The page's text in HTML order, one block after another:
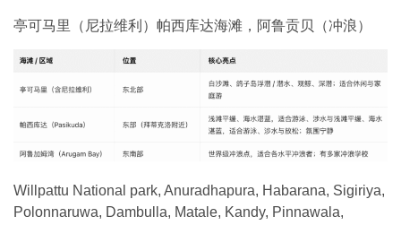
亭可马里（尼拉维利）帕西库达海滩，阿鲁贡贝（冲浪）
Willpattu National park, Anuradhapura, Habarana, Sigiriya,
Polonnaruwa, Dambulla, Matale, Kandy, Pinnawala,